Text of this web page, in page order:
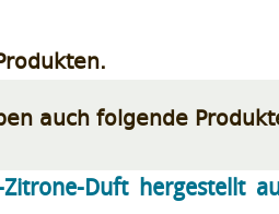
auch folgende
Duft hergestellt